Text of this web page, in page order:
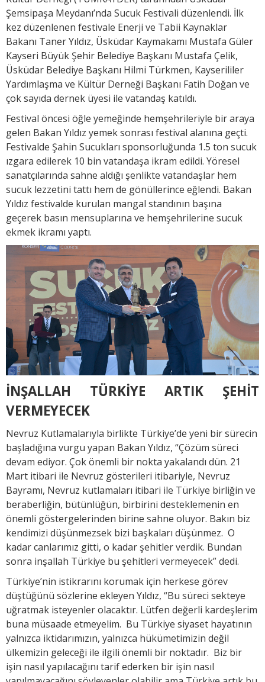
Şemsipaşa Meydanı’nda Sucuk Festivali düzenlendi. İlk
kez düzenlenen festivale Enerji ve Tabii Kaynaklar
Bakanı Taner Yıldız, Üsküdar Kaymakamı Mustafa Güler
Kayseri Büyük Şehir Belediye Başkanı Mustafa Çelik,
Üsküdar Belediye Başkanı Hilmi Türkmen, Kayserililer
Yardımlaşma ve Kültür Derneği Başkanı Fatih Doğan ve
çok sayıda dernek üyesi ile vatandaş katıldı.
Festival öncesi öğle yemeğinde hemşehrileriyle bir araya
gelen Bakan Yıldız yemek sonrası festival alanına geçti.
Festivalde Şahin Sucukları sponsorluğunda 1.5 ton sucuk
ızgara edilerek 10 bin vatandaşa ikram edildi. Yöresel
sanatçılarında sahne aldığı şenlikte vatandaşlar hem
sucuk lezzetini tattı hem de gönüllerince eğlendi. Bakan
Yıldız festivalde kurulan mangal standının başına
geçerek basın mensuplarına ve hemşehrilerine sucuk
ekmek ikramı yaptı.
İNŞALLAH TÜRKİYE ARTIK ŞEHİT
VERMEYECEK
Nevruz Kutlamalarıyla birlikte Türkiye’de yeni bir sürecin
başladığına vurgu yapan Bakan Yıldız, “Çözüm süreci
devam ediyor. Çok önemli bir nokta yakalandı dün. 21
Mart itibari ile Nevruz gösterileri itibariyle, Nevruz
Bayramı, Nevruz kutlamaları itibari ile Türkiye birliğin ve
beraberliğin, bütünlüğün, birbirini desteklemenin en
önemli göstergelerinden birine sahne oluyor. Bakın biz
kendimizi düşünmezsek bizi başkaları düşünmez. O
kadar canlarımız gitti, o kadar şehitler verdik. Bundan
sonra inşallah Türkiye bu şehitleri vermeyecek” dedi.
Türkiye’nin istikrarını korumak için herkese görev
düştüğünü sözlerine ekleyen Yıldız, “Bu süreci sekteye
uğratmak isteyenler olacaktır. Lütfen değerli kardeşlerim
buna müsaade etmeyelim. Bu Türkiye siyaset hayatının
yalnızca iktidarımızın, yalnızca hükümetimizin değil
ülkemizin geleceği ile ilgili önemli bir noktadır. Biz bir
işin nasıl yapılacağını tarif ederken bir işin nasıl